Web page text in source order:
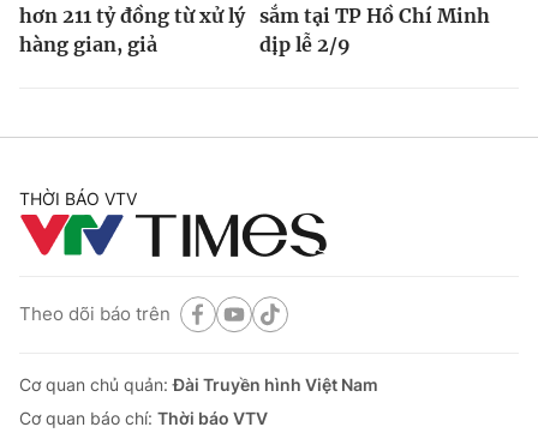
hơn 211 tỷ đồng từ xử lý
hàng gian, giả
sắm tại TP Hồ Chí Minh
dịp lễ 2/9
THỜI BÁO VTV
Theo dõi báo trên
Cơ quan chủ quản:Đài Truyền hình Việt Nam
Cơ quan báo chí: Thời báo VTV